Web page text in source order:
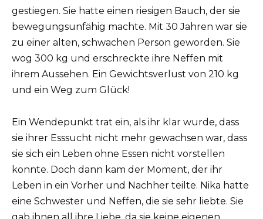
gestiegen. Sie hatte einen riesigen Bauch, der sie
bewegungsunfähig machte. Mit 30 Jahren war sie
zu einer alten, schwachen Person geworden. Sie
wog 300 kg und erschreckte ihre Neffen mit
ihrem Aussehen. Ein Gewichtsverlust von 210 kg
und ein Weg zum Glück!
Ein Wendepunkt trat ein, als ihr klar wurde, dass
sie ihrer Esssucht nicht mehr gewachsen war, dass
sie sich ein Leben ohne Essen nicht vorstellen
konnte. Doch dann kam der Moment, der ihr
Leben in ein Vorher und Nachher teilte. Nika hatte
eine Schwester und Neffen, die sie sehr liebte. Sie
gab ihnen all ihre Liebe, da sie keine eigenen